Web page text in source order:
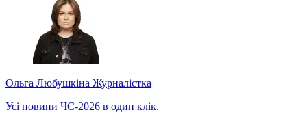
Ольга Любушкіна Журналістка
Усі новини ЧС-2026 в один клік.